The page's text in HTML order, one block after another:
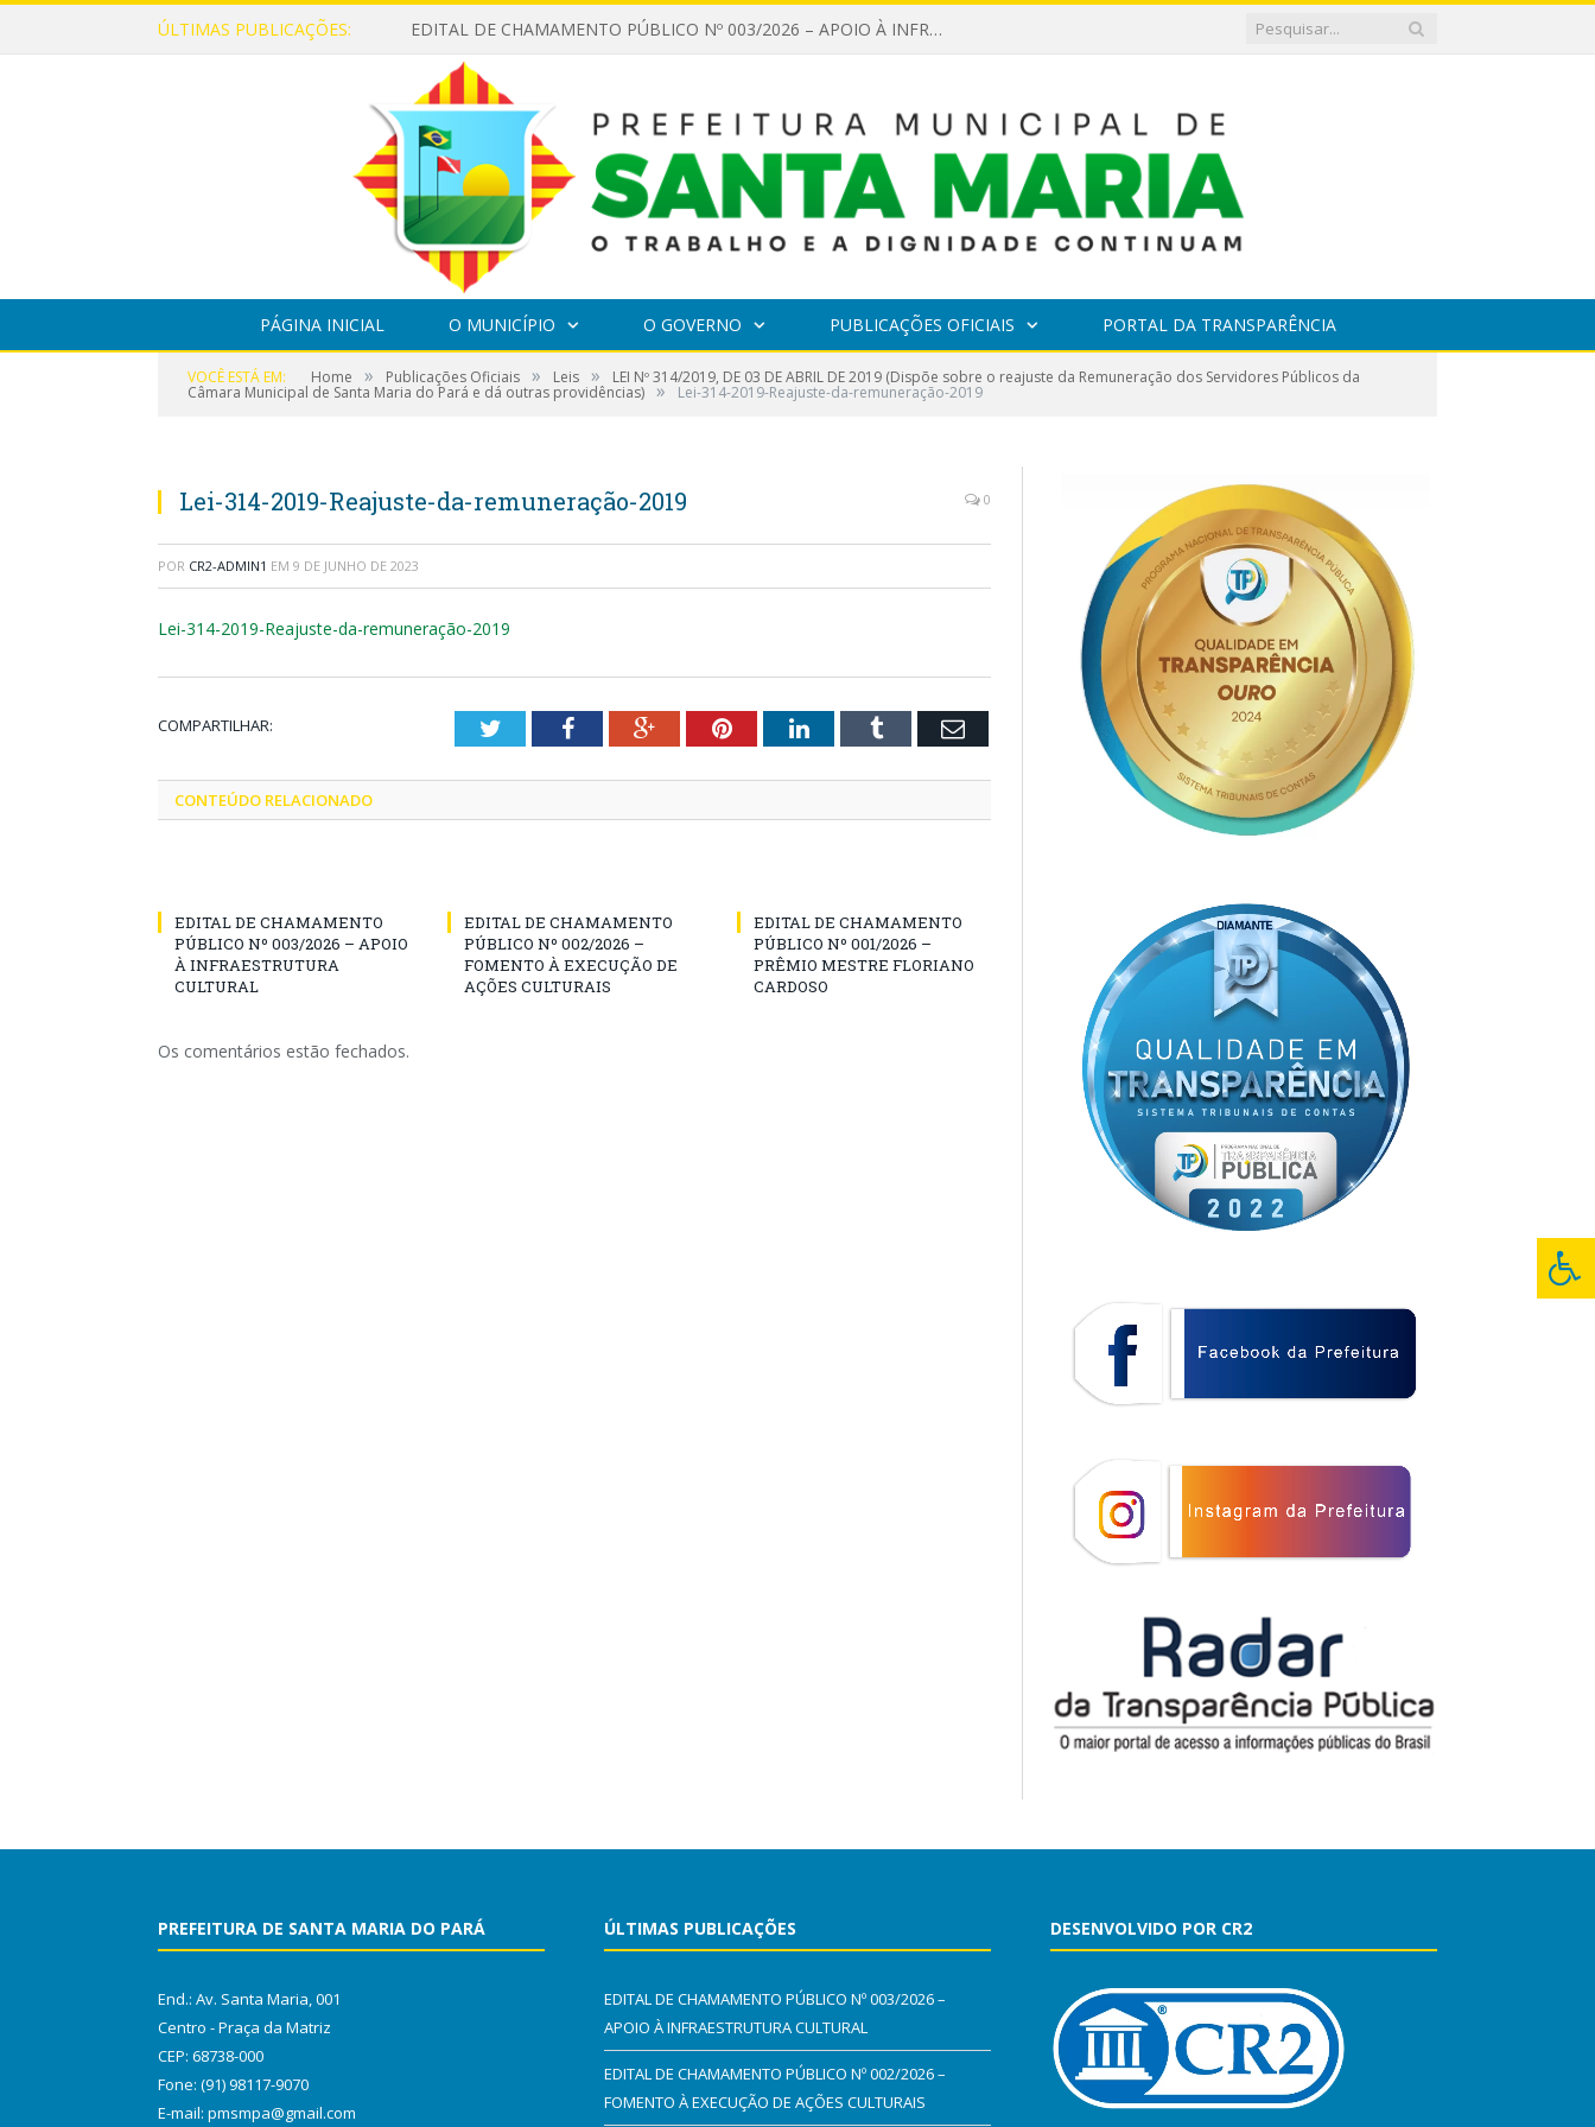
ÚLTIMAS PUBLICAÇÕES: EDITAL DE CHAMAMENTO PÚBLICO Nº 003/2026 – APOIO À INFRAESTRUTURA CULTURAL
PÁGINA INICIAL O MUNICÍPIO O GOVERNO PUBLICAÇÕES OFICIAIS PORTAL DA TRANSPARÊNCIA
VOCÊ ESTÁ EM: Home » Publicações Oficiais » Leis » LEI Nº 314/2019, DE 03 DE ABRIL DE 2019 (Dispõe sobre o reajuste da Remuneração dos Servidores Públicos da
Câmara Municipal de Santa Maria do Pará e dá outras providências) » Lei-314-2019-Reajuste-da-remuneração-2019
Lei-314-2019-Reajuste-da-remuneração-2019 0
POR CR2-ADMIN1 EM 9 DE JUNHO DE 2023
Lei-314-2019-Reajuste-da-remuneração-2019
COMPARTILHAR: TwitterFacebookGoogle+PinterestLinkedInTumblr Email
CONTEÚDO RELACIONADO
EDITAL DE CHAMAMENTO
PÚBLICO Nº 003/2026 – APOIO
À INFRAESTRUTURA
CULTURAL
EDITAL DE CHAMAMENTO
PÚBLICO Nº 002/2026 –
FOMENTO À EXECUÇÃO DE
AÇÕES CULTURAIS
EDITAL DE CHAMAMENTO
PÚBLICO Nº 001/2026 –
PRÊMIO MESTRE FLORIANO
CARDOSO
Os comentários estão fechados.
PREFEITURA DE SANTA MARIA DO PARÁ
End.: Av. Santa Maria, 001
Centro - Praça da Matriz
CEP: 68738-000
Fone: (91) 98117-9070
E-mail: pmsmpa@gmail.com
ÚLTIMAS PUBLICAÇÕES
EDITAL DE CHAMAMENTO PÚBLICO Nº 003/2026 –
APOIO À INFRAESTRUTURA CULTURAL
EDITAL DE CHAMAMENTO PÚBLICO Nº 002/2026 –
FOMENTO À EXECUÇÃO DE AÇÕES CULTURAIS
DESENVOLVIDO POR CR2